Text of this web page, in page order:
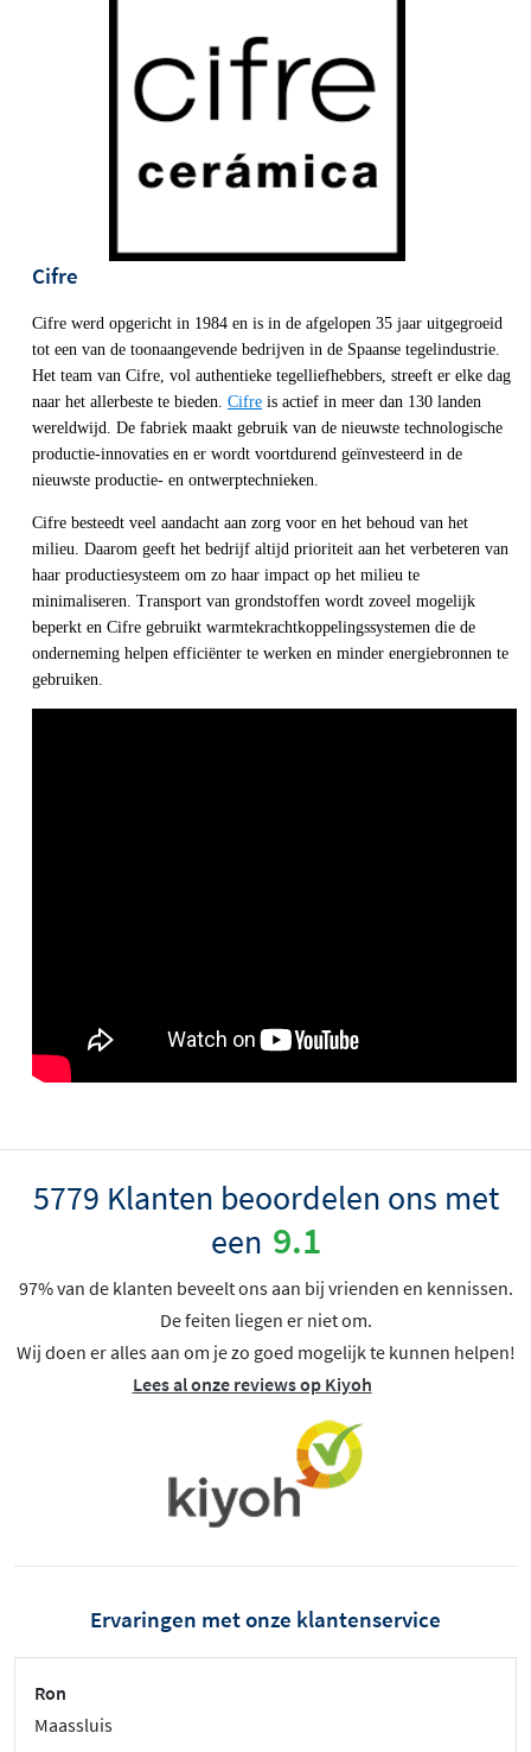
Cifre
Cifre werd opgericht in 1984 en is in de afgelopen 35 jaar uitgegroeid
tot een van de toonaangevende bedrijven in de Spaanse tegelindustrie.
Het team van Cifre, vol authentieke tegelliefhebbers, streeft er elke dag
naar het allerbeste te bieden. Cifre is actief in meer dan 130 landen
wereldwijd. De fabriek maakt gebruik van de nieuwste technologische
productie-innovaties en er wordt voortdurend geïnvesteerd in de
nieuwste productie- en ontwerptechnieken.
Cifre besteedt veel aandacht aan zorg voor en het behoud van het
milieu. Daarom geeft het bedrijf altijd prioriteit aan het verbeteren van
haar productiesysteem om zo haar impact op het milieu te
minimaliseren. Transport van grondstoffen wordt zoveel mogelijk
beperkt en Cifre gebruikt warmtekrachtkoppelingssystemen die de
onderneming helpen efficiënter te werken en minder energiebronnen te
gebruiken.
5779 Klanten beoordelen ons met
een 9.1
97% van de klanten beveelt ons aan bij vrienden en kennissen.
De feiten liegen er niet om.
Wij doen er alles aan om je zo goed mogelijk te kunnen helpen!
Lees al onze reviews op Kiyoh
Ervaringen met onze klantenservice
Ron
Maassluis